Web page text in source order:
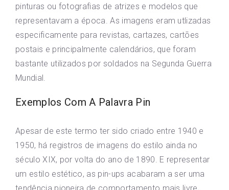
pinturas ou fotografias de atrizes e modelos que
representavam a época. As imagens eram utlizadas
especificamente para revistas, cartazes, cartões
postais e principalmente calendários, que foram
bastante utilizados por soldados na Segunda Guerra
Mundial.
Exemplos Com A Palavra Pin
Apesar de este termo ter sido criado entre 1940 e
1950, há registros de imagens do estilo ainda no
século XIX, por volta do ano de 1890. E representar
um estilo estético, as pin-ups acabaram a ser uma